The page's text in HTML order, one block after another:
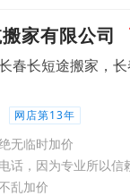
家有限公司
春长短途搬家，
网店第13年
无临时加价
话，因为专业所以信
乱加价